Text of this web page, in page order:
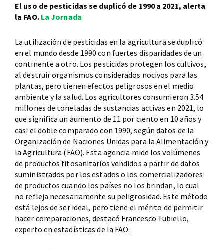
El uso de pesticidas se duplicó de 1990 a 2021, alerta
la FAO. La Jornada
La utilización de pesticidas en la agricultura se duplicó
en el mundo desde 1990 con fuertes disparidades de un
continente a otro. Los pesticidas protegen los cultivos,
al destruir organismos considerados nocivos para las
plantas, pero tienen efectos peligrosos en el medio
ambiente y la salud. Los agricultores consumieron 3.54
millones de toneladas de sustancias activas en 2021, lo
que significa un aumento de 11 por ciento en 10 años y
casi el doble comparado con 1990, según datos de la
Organización de Naciones Unidas para la Alimentación y
la Agricultura (FAO). Esta agencia mide los volúmenes
de productos fitosanitarios vendidos a partir de datos
suministrados por los estados o los comercializadores
de productos cuando los países no los brindan, lo cual
no refleja necesariamente su peligrosidad. Este método
está lejos de ser ideal, pero tiene el mérito de permitir
hacer comparaciones, destacó Francesco Tubiello,
experto en estadísticas de la FAO.